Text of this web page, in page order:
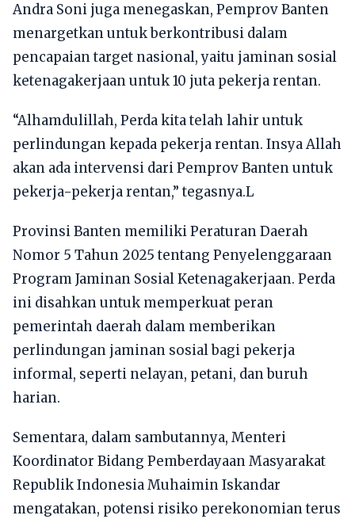
Andra Soni juga menegaskan, Pemprov Banten
menargetkan untuk berkontribusi dalam
pencapaian target nasional, yaitu jaminan sosial
ketenagakerjaan untuk 10 juta pekerja rentan.
“Alhamdulillah, Perda kita telah lahir untuk
perlindungan kepada pekerja rentan. Insya Allah
akan ada intervensi dari Pemprov Banten untuk
pekerja-pekerja rentan,” tegasnya.L
Provinsi Banten memiliki Peraturan Daerah
Nomor 5 Tahun 2025 tentang Penyelenggaraan
Program Jaminan Sosial Ketenagakerjaan. Perda
ini disahkan untuk memperkuat peran
pemerintah daerah dalam memberikan
perlindungan jaminan sosial bagi pekerja
informal, seperti nelayan, petani, dan buruh
harian.
Sementara, dalam sambutannya, Menteri
Koordinator Bidang Pemberdayaan Masyarakat
Republik Indonesia Muhaimin Iskandar
mengatakan, potensi risiko perekonomian terus